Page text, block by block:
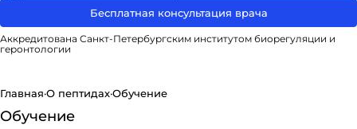
Бесплатная консультация врача
Аккредитована Санкт-Петербургским институтом биорегуляции и
геронтологии
Главная·О пептидах·Обучение
Обучение